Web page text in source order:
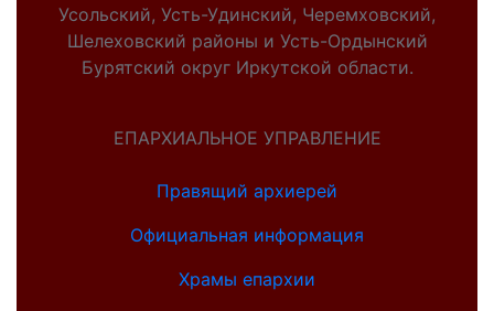
Усольский, Усть-Удинский, Черемховский,
Шелеховский районы и Усть-Ордынский
Бурятский округ Иркутской области.
ЕПАРХИАЛЬНОЕ УПРАВЛЕНИЕ
Правящий архиерей
Официальная информация
Храмы епархии